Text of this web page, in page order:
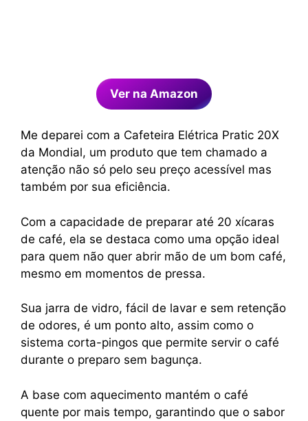
Ver na Amazon
Me deparei com a Cafeteira Elétrica Pratic 20X
da Mondial, um produto que tem chamado a
atenção não só pelo seu preço acessível mas
também por sua eficiência.
Com a capacidade de preparar até 20 xícaras
de café, ela se destaca como uma opção ideal
para quem não quer abrir mão de um bom café,
mesmo em momentos de pressa.
Sua jarra de vidro, fácil de lavar e sem retenção
de odores, é um ponto alto, assim como o
sistema corta-pingos que permite servir o café
durante o preparo sem bagunça.
A base com aquecimento mantém o café
quente por mais tempo, garantindo que o sabor